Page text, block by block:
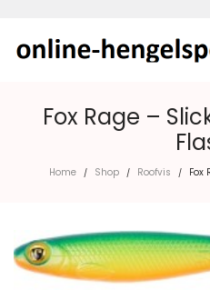
Fox Rage –
Home / Shop / Roofvis / Fox